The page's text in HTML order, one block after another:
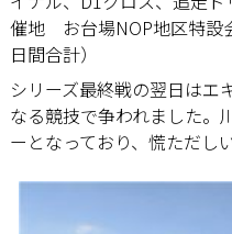
催地 お台場NOP地区特
日間合計）
シリーズ最終戦の翌日はエ
なる競技で争われました。
ーとなっており、慌ただし